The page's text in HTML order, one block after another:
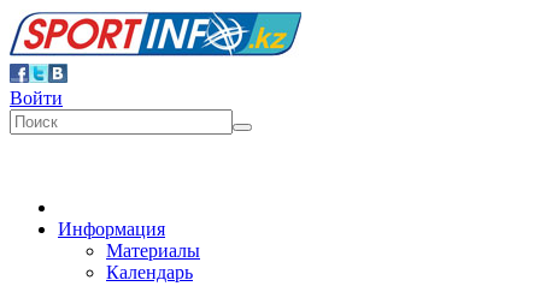
Войти
Информация
Материалы
Календарь